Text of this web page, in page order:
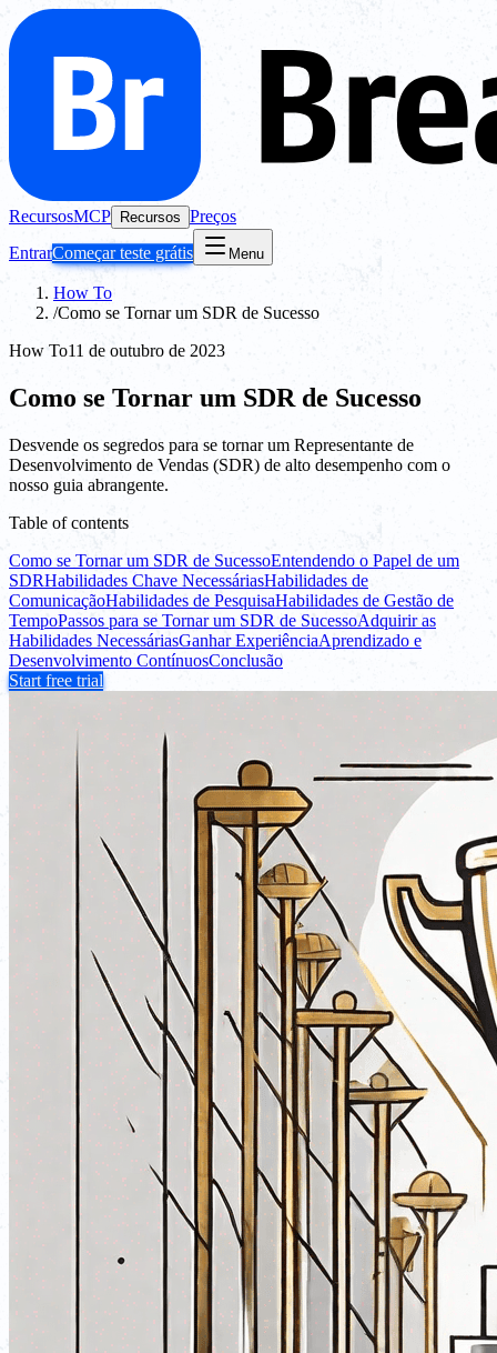
RecursosMCP Recursos Preços
EntrarComeçar teste grátis Menu
How To
/Como se Tornar um SDR de Sucesso
How To11 de outubro de 2023
Como se Tornar um SDR de Sucesso
Desvende os segredos para se tornar um Representante de
Desenvolvimento de Vendas (SDR) de alto desempenho com o
nosso guia abrangente.
Table of contents
Como se Tornar um SDR de SucessoEntendendo o Papel de um
SDRHabilidades Chave NecessáriasHabilidades de
ComunicaçãoHabilidades de PesquisaHabilidades de Gestão de
TempoPassos para se Tornar um SDR de SucessoAdquirir as
Habilidades NecessáriasGanhar ExperiênciaAprendizado e
Desenvolvimento ContínuosConclusão
Start free trial